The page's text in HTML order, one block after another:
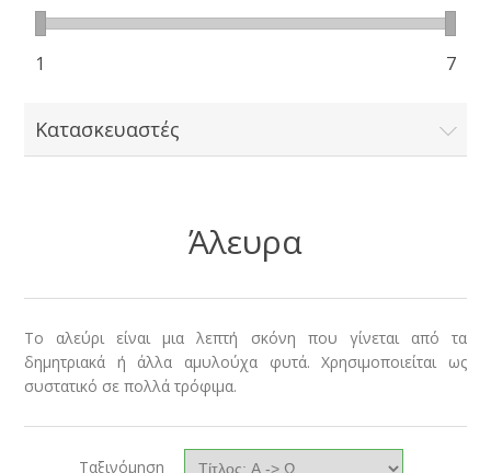
1 7
Κατασκευαστές
Άλευρα
Το αλεύρι είναι μια λεπτή σκόνη που γίνεται από τα
δημητριακά ή άλλα αμυλούχα φυτά. Χρησιμοποιείται ως
συστατικό σε πολλά τρόφιμα.
Ταξινόμηση